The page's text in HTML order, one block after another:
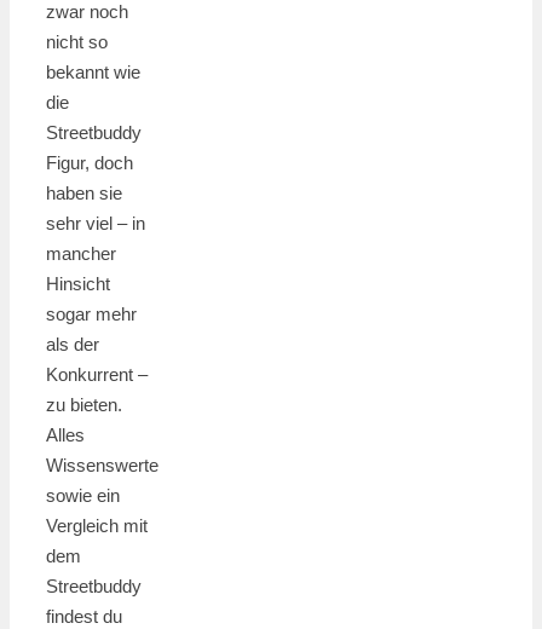
zwar noch
nicht so
bekannt wie
die
Streetbuddy
Figur, doch
haben sie
sehr viel – in
mancher
Hinsicht
sogar mehr
als der
Konkurrent –
zu bieten.
Alles
Wissenswerte
sowie ein
Vergleich mit
dem
Streetbuddy
findest du